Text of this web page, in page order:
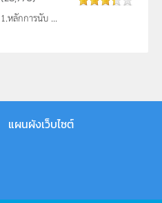
1.หลักการนับ ...
แผนผังเว็บไซต์